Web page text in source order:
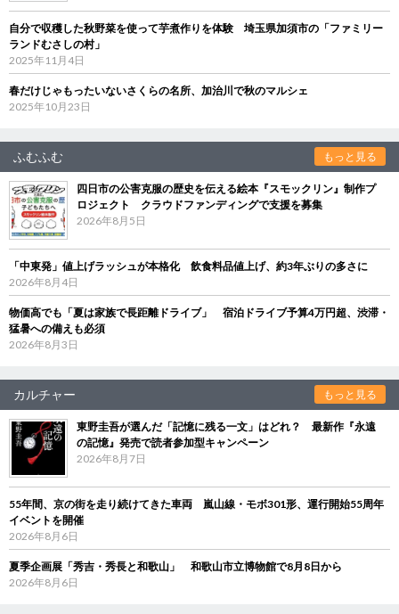
自分で収穫した秋野菜を使って芋煮作りを体験 埼玉県加須市の「ファミリー
ランドむさしの村」
2025年11月4日
春だけじゃもったいないさくらの名所、加治川で秋のマルシェ
2025年10月23日
ふむふむ もっと見る
四日市の公害克服の歴史を伝える絵本『スモックリン』制作プ
ロジェクト クラウドファンディングで支援を募集
2026年8月5日
「中東発」値上げラッシュが本格化 飲食料品値上げ、約3年ぶりの多さに
2026年8月4日
物価高でも「夏は家族で長距離ドライブ」 宿泊ドライブ予算4万円超、渋滞・
猛暑への備えも必須
2026年8月3日
カルチャー もっと見る
東野圭吾が選んだ「記憶に残る一文」はどれ？ 最新作『永遠
の記憶』発売で読者参加型キャンペーン
2026年8月7日
55年間、京の街を走り続けてきた車両 嵐山線・モボ301形、運行開始55周年
イベントを開催
2026年8月6日
夏季企画展「秀吉・秀長と和歌山」 和歌山市立博物館で8月8日から
2026年8月6日